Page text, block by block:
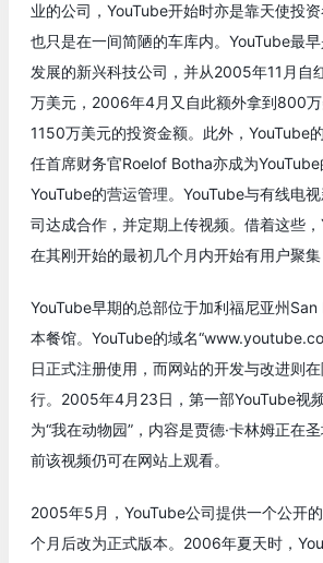
业的公司，YouTube开始时亦是靠天使投
也只是在一间简陋的车库内。YouTube最
发展的新兴科技公司，并从2005年11月自
万美元，2006年4月又自此额外拿到800
1150万美元的投资金额。此外，YouTube
任首席财务官Roelof Botha亦成为
YouTube的营运管理。YouTube与有线电
司达成合作，并定期上传视频。借着这些
在其刚开始的最初几个月内开始有用户聚集
YouTube早期的总部位于加利福尼亚州
本餐馆。YouTube的域名
日正式注册使用，而网站的开发与改进则
行。2005年4月23日，第一部YouTube视
为“我在动物园”，内容是贾德·卡林姆正在
前该视频仍可在网站上观看。
2005年5月，YouTube公司提供一个公开
个月后改为正式版本。2006年夏天时，